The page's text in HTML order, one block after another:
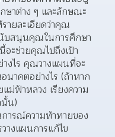
ษาต่าง ๆ และลักษณะ
ายละเอียดว่าคุณ
จะช่วยคุณไปถึงเป้า
งไร คุณวางแผนที่จะ
นาคตอย่างไร (ถ้าหาก
ม่ฟ้าหลวง เรียงความ
นั้น)
ารณ์ความท้าทายของ
างแผนการแก้ไข